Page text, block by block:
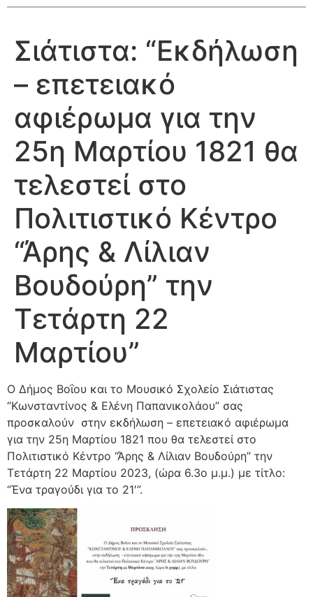
Σιάτιστα: “Eκδήλωση
– επετειακό
αφιέρωμα για την
25η Μαρτίου 1821 θα
τελεστεί στο
Πολιτιστικό Κέντρο
“Άρης & Λίλιαν
Βουδούρη” την
Τετάρτη 22
Μαρτίου”
Ο Δήμος Βοΐου και το Μουσικό Σχολείο Σιάτιστας
“Κωνσταντίνος & Ελένη Παπανικολάου” σας
προσκαλούν στην εκδήλωση – επετειακό αφιέρωμα
για την 25η Μαρτίου 1821 που θα τελεστεί στο
Πολιτιστικό Κέντρο “Άρης & Λίλιαν Βουδούρη” την
Τετάρτη 22 Μαρτίου 2023, (ώρα 6.3ο μ.μ.) με τίτλο:
“Ένα τραγούδι για το 21′”.